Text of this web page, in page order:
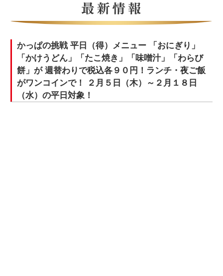
かっぱの挑戦 平日（得）メニュー 「おにぎり」
「かけうどん」「たこ焼き」「味噌汁」「わらび
餅」が 週替わりで税込各９０円！ランチ・夜ご飯
がワンコインで！ ２月５日（木）～２月１８日
（水）の平日対象！